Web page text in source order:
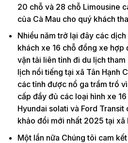
20 chỗ và 28 chỗ Limousine
của Cà Mau cho quý khách
Nhiều năm trở lại đây các
khách xe 16 chỗ đồng xe hợp
vận tải liên tỉnh đi du lịch
lịch nổi tiếng tại xã Tân Hạnh
các tỉnh được nổ ga trầm trồ
cấp đầy đủ các loại hình xe
Hyundai solati và Ford Transit
khảo đổi mới nhất 2025 tại xã
Một lần nữa Chúng tôi cam